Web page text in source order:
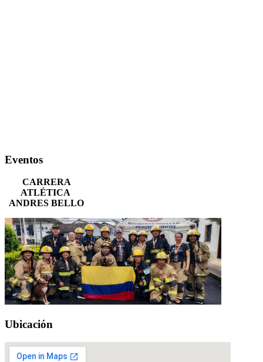
Eventos
CARRERA
ATLÉTICA
ANDRES BELLO
Ubicación